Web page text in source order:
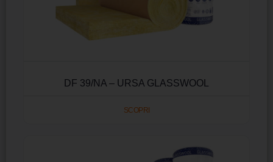
DF 39/NA – URSA GLASSWOOL
SCOPRI